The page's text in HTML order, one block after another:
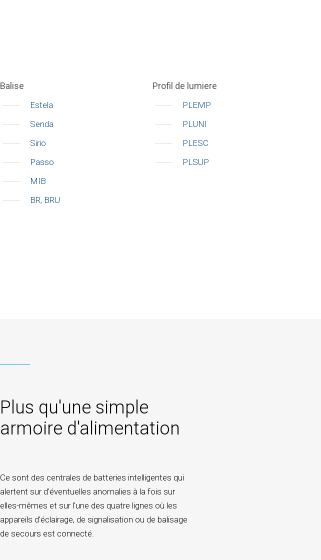
Balise
Estela
Senda
Sirio
Passo
MIB
BR, BRU
Profil de lumiere
PLEMP
PLUNI
PLESC
PLSUP
Plus qu'une simple
armoire d'alimentation
Ce sont des centrales de batteries intelligentes qui
alertent sur d'éventuelles anomalies à la fois sur
elles-mêmes et sur l'une des quatre lignes où les
appareils d'éclairage, de signalisation ou de balisage
de secours est connecté.